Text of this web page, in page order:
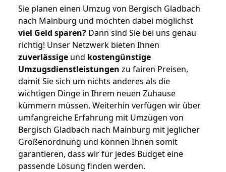
Sie planen einen Umzug von Bergisch Gladbach
nach Mainburg und möchten dabei möglichst
viel Geld sparen? Dann sind Sie bei uns genau
richtig! Unser Netzwerk bieten Ihnen
zuverlässige und kostengünstige
Umzugsdienstleistungen zu fairen Preisen,
damit Sie sich um nichts anderes als die
wichtigen Dinge in Ihrem neuen Zuhause
kümmern müssen. Weiterhin verfügen wir über
umfangreiche Erfahrung mit Umzügen von
Bergisch Gladbach nach Mainburg mit jeglicher
Größenordnung und können Ihnen somit
garantieren, dass wir für jedes Budget eine
passende Lösung finden werden.